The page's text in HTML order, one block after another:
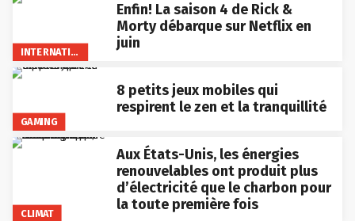
INTERNATIONAL
Enfin! La saison 4 de Rick &
Morty débarque sur Netflix en
juin
GAMING
8 petits jeux mobiles qui
respirent le zen et la tranquillité
CLIMAT
Aux États-Unis, les énergies
renouvelables ont produit plus
d’électricité que le charbon pour
la toute première fois